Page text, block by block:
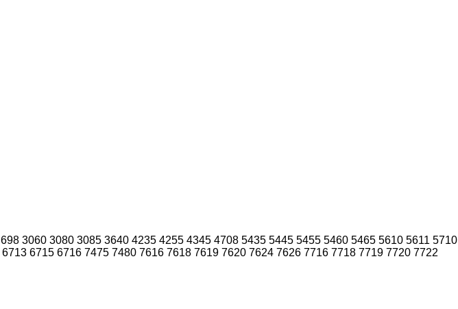
698 3060 3080 3085 3640 4235 4255 4345 4708 5435 5445 5455 5460 5465 5610 5611 5710
6713 6715 6716 7475 7480 7616 7618 7619 7620 7624 7626 7716 7718 7719 7720 7722